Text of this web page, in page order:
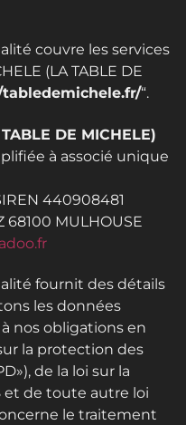
couvre les services
(LA TABLE DE
“.
DE MICHELE)
à associé unique
440908481
68100 MULHOUSE
fournit des détails
les données
nos obligations en
la protection des
de la loi sur la
et de toute autre loi
le traitement